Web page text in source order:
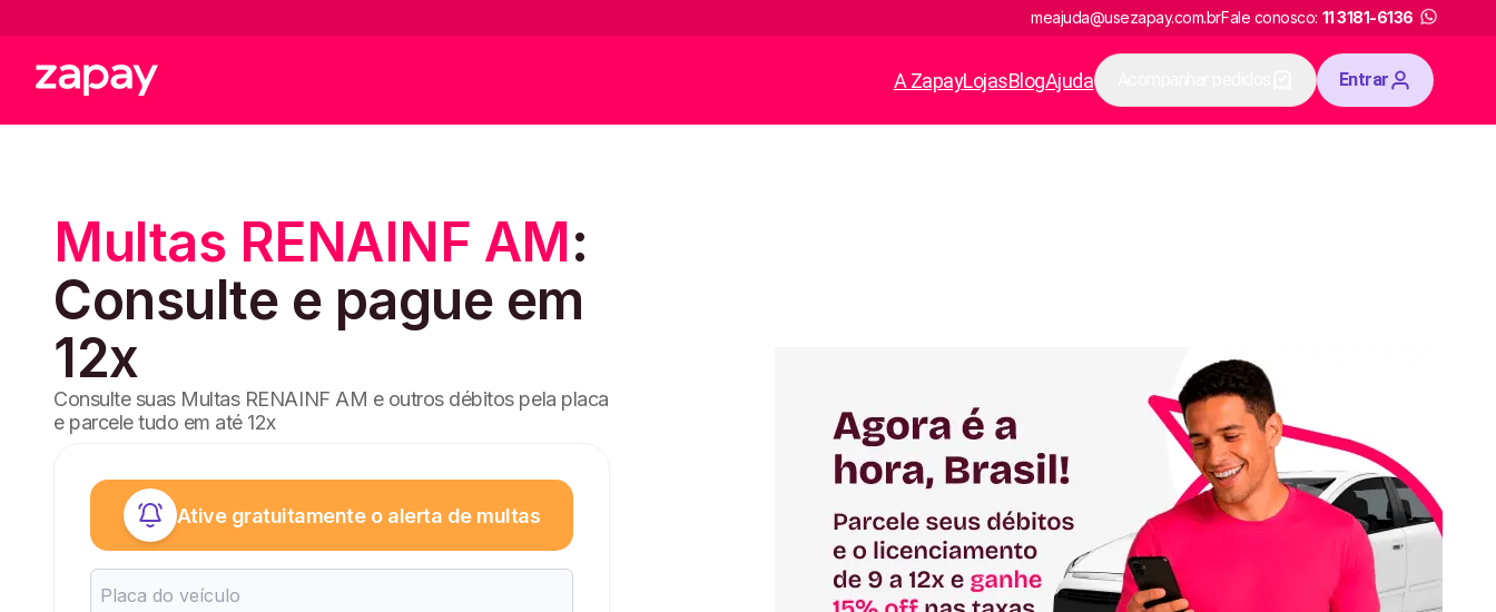
meajuda@usezapay.com.brFale conosco: 11 3181-6136
A ZapayLojasBlogAjuda Entrar
Multas RENAINF AM:
Consulte e pague em
12x
Consulte suas Multas RENAINF AM e outros débitos pela placa
e parcele tudo em até 12x
Ative gratuitamente o alerta de multas